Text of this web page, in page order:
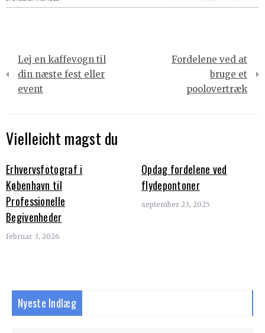
Indlægsnavigation
Lej en kaffevogn til
din næste fest eller
event
Fordelene ved at
bruge et
poolovertræk
Vielleicht magst du
Erhvervsfotograf i
København til
Professionelle
Begivenheder
februar 3, 2026
Opdag fordelene ved
flydepontoner
september 23, 2025
Nyeste Indlæg